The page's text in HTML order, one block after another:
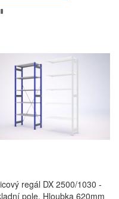
POROVNÁNÍ
regál DX 2500/1030 -
pole, Hloubka 620mm